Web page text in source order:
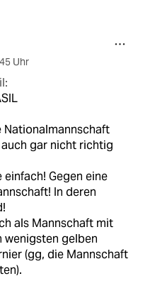
Uhr
Nationalmannschaft
gar nicht richtig
einfach! Gegen eine
In deren
als Mannschaft mit
wenigsten gelben
(gg, die Mannschaft